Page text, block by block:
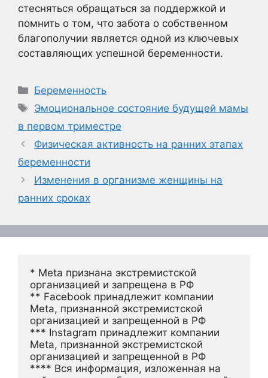
стесняться обращаться за поддержкой и
помнить о том, что забота о собственном
благополучии является одной из ключевых
составляющих успешной беременности.
Рубрики
Беременность
Метки
Эмоциональное состояние будущей мамы
в первом триместре
Физическая активность на ранних этапах
беременности
Изменения в организме женщины на
ранних сроках
* Meta признана экстремистской
организацией и запрещена в РФ
** Facebook принадлежит компании
Meta, признанной экстремистской
организацией и запрещенной в РФ
*** Instagram принадлежит компании
Meta, признанной экстремистской
организацией и запрещенной в РФ
**** Вся информация, изложенная на